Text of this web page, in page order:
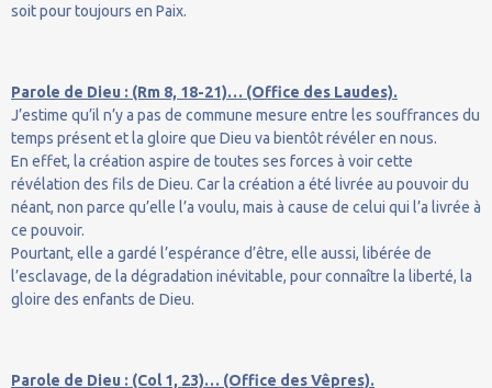
soit pour toujours en Paix.
Parole de Dieu : (Rm 8, 18-21)… (Office des Laudes).
J’estime qu’il n’y a pas de commune mesure entre les souffrances du
temps présent et la gloire que Dieu va bientôt révéler en nous.
En effet, la création aspire de toutes ses forces à voir cette
révélation des fils de Dieu. Car la création a été livrée au pouvoir du
néant, non parce qu’elle l’a voulu, mais à cause de celui qui l’a livrée à
ce pouvoir.
Pourtant, elle a gardé l’espérance d’être, elle aussi, libérée de
l’esclavage, de la dégradation inévitable, pour connaître la liberté, la
gloire des enfants de Dieu.
Parole de Dieu : (Col 1, 23)… (Office des Vêpres).